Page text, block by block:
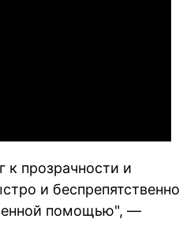
к прозрачности и
и беспрепятственно
помощью", —